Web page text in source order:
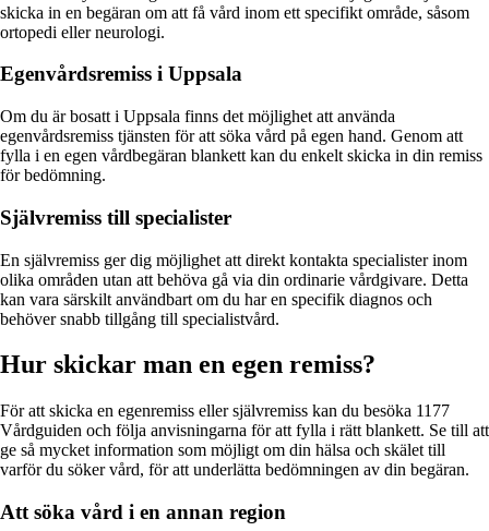
skicka in en begäran om att få vård inom ett specifikt område, såsom
ortopedi eller neurologi.
Egenvårdsremiss i Uppsala
Om du är bosatt i Uppsala finns det möjlighet att använda
egenvårdsremiss tjänsten för att söka vård på egen hand. Genom att
fylla i en egen vårdbegäran blankett kan du enkelt skicka in din remiss
för bedömning.
Självremiss till specialister
En självremiss ger dig möjlighet att direkt kontakta specialister inom
olika områden utan att behöva gå via din ordinarie vårdgivare. Detta
kan vara särskilt användbart om du har en specifik diagnos och
behöver snabb tillgång till specialistvård.
Hur skickar man en egen remiss?
För att skicka en egenremiss eller självremiss kan du besöka 1177
Vårdguiden och följa anvisningarna för att fylla i rätt blankett. Se till att
ge så mycket information som möjligt om din hälsa och skälet till
varför du söker vård, för att underlätta bedömningen av din begäran.
Att söka vård i en annan region